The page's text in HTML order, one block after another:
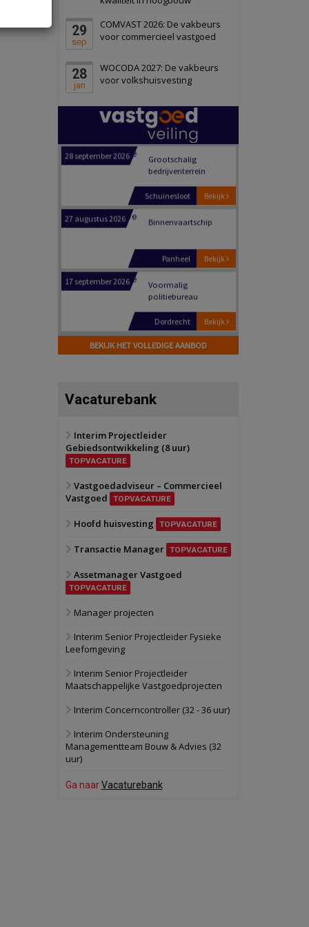
29
sep
COMVAST 2026: De vakbeurs
voor commercieel vastgoed
28
jan
WOCODA 2027: De vakbeurs
voor volkshuisvesting
Schiedam
22 september 2026 Attractiepark
Bekijk
Oranje
28 september 2026
bedrijventerrein
Schuinesloot
27 augustus 2026 Binnenvaartschip
Bekijk
Panheel
17 september 2026
Voormalig
Bekijk
Dordrecht
17 september 2026
Voormalig
politiebureau
Bekijk
Hilversum
17 september 2026
Voormalig
Zwanenburg
6 oktober 2026
Oranje
28 september 2026
bedrijventerrein
Bekijk
Schuinesloot
politiebureau
17 september 2026
Voormalig
BEKIJK HET VOLLEDIGE AANBOD
Vacaturebank
Interim Projectleider
Gebiedsontwikkeling (8 uur)
TOPVACATURE
Vastgoedadviseur – Commercieel
Vastgoed
TOPVACATURE
Hoofd huisvesting TOPVACATURE
Transactie Manager TOPVACATURE
Assetmanager Vastgoed
TOPVACATURE
Manager projecten
Interim Senior Projectleider Fysieke
Leefomgeving
Interim Senior Projectleider
Maatschappelijke Vastgoedprojecten
Interim Concerncontroller (32 - 36 uur)
Interim Ondersteuning
Managementteam Bouw & Advies (32
uur)
Ga naarVacaturebank